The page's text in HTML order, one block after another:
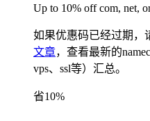
Up to 10% off com, net,
如果优惠码已经过期，
文章，查看最新的
vps、ssl等）汇总。
省10%